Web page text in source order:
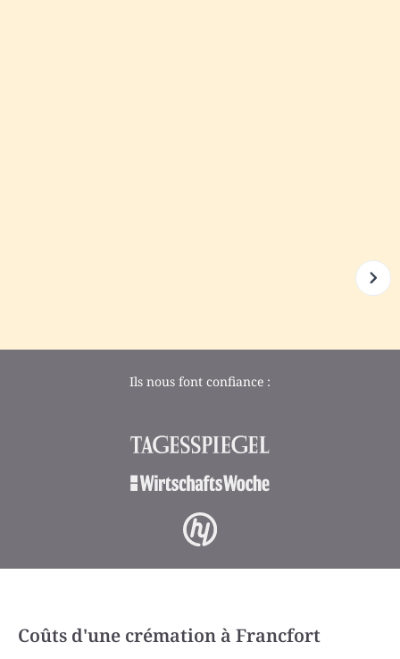
Ils nous font confiance :
Coûts d'une crémation à Francfort